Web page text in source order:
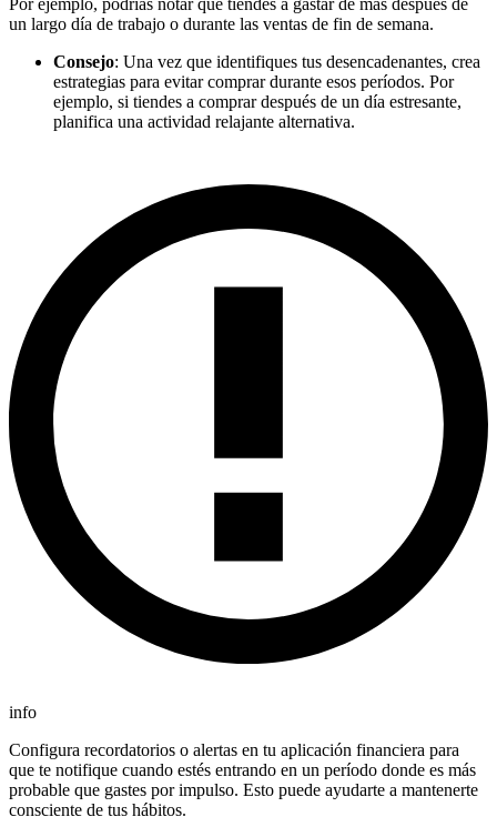
Por ejemplo, podrías notar que tiendes a gastar de más después de
un largo día de trabajo o durante las ventas de fin de semana.
Consejo: Una vez que identifiques tus desencadenantes, crea
estrategias para evitar comprar durante esos períodos. Por
ejemplo, si tiendes a comprar después de un día estresante,
planifica una actividad relajante alternativa.
info
Configura recordatorios o alertas en tu aplicación financiera para
que te notifique cuando estés entrando en un período donde es más
probable que gastes por impulso. Esto puede ayudarte a mantenerte
consciente de tus hábitos.